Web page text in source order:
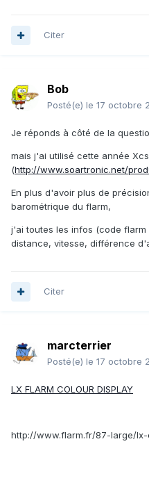
Citer
Bob
Posté(e) le 17 octobre
Je réponds à côté de la
mais j'ai utilisé cette année
(http://www.soartronic.net/
En plus d'avoir plus de
barométrique du flarm,
j'ai toutes les infos (code
distance, vitesse, différence
Citer
marcterrier
Posté(e) le 17 octobre
LX FLARM COLOUR DISPLAY
http://www.flarm.fr/87-large/lx-